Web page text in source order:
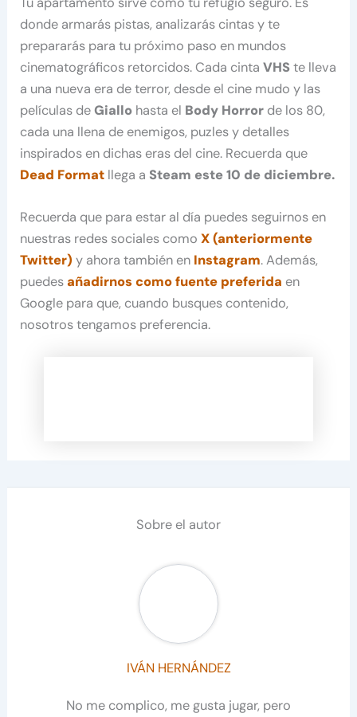
donde armarás pistas, analizarás cintas y te
prepararás para tu próximo paso en mundos
cinematográficos retorcidos. Cada cintaVHSte lleva
a una nueva era de terror, desde el cine mudo y las
películas deGiallo hasta el Body Horror de los 80,
cada una llena de enemigos, puzles y detalles
inspirados en dichas eras del cine. Recuerda que
Dead Format llega a Steam este 10 de diciembre.
Recuerda que para estar al día puedes seguirnos en
nuestras redes sociales comoX (anteriormente
Twitter) y ahora también en Instagram. Además,
puedesañadirnos como fuente preferida en
Google para que, cuando busques contenido,
nosotros tengamos preferencia.
Sobre el autor
IVÁN HERNÁNDEZ
No me complico, me gusta jugar, pero